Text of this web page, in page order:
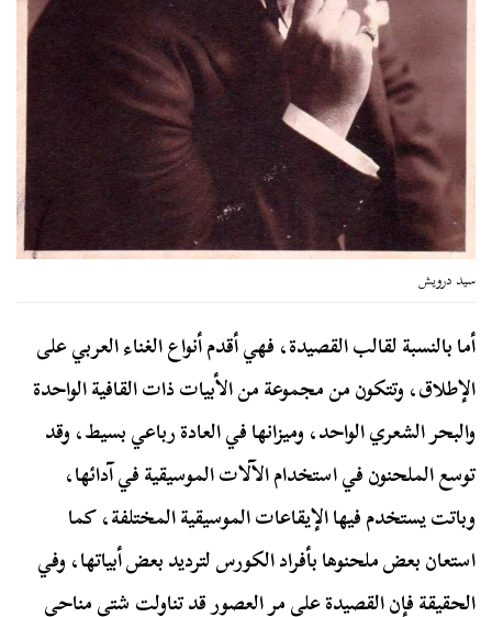
سيد درويش
أما بالنسبة لقالب القصيدة، فهي أقدم أنواع الغناء العربي على
الإطلاق، وتتكون من مجموعة من الأبيات ذات القافية الواحدة
والبحر الشعري الواحد، وميزانها في العادة رباعي بسيط، وقد
توسع الملحنون في استخدام الآلات الموسيقية في آدائها،
وباتت يستخدم فيها الإيقاعات الموسيقية المختلفة، كما
استعان بعض ملحنوها بأفراد الكورس لترديد بعض أبياتها، وفي
الحقيقة فإن القصيدة على مر العصور قد تناولت شتى مناحي